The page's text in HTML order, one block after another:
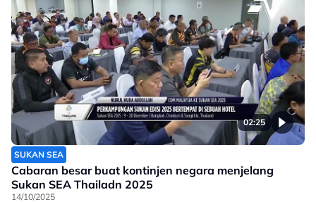
02:25
SUKAN SEA
Cabaran besar buat kontinjen negara menjelang
Sukan SEA Thailadn 2025
14/10/2025